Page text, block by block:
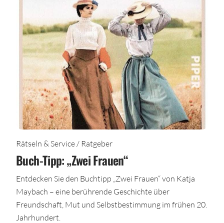
Rätseln & Service / Ratgeber
Buch-Tipp: „Zwei Frauen“
Entdecken Sie den Buchtipp „Zwei Frauen“ von Katja
Maybach – eine berührende Geschichte über
Freundschaft, Mut und Selbstbestimmung im frühen 20.
Jahrhundert.